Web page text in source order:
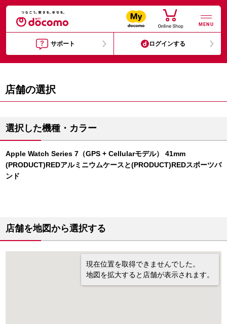
MENU
サポート ログインする
店舗の選択
選択した機種・カラー
Apple Watch Series 7（GPS + Cellularモデル） 41mm
(PRODUCT)REDアルミニウムケースと(PRODUCT)REDスポーツバ
ンド
店舗を地図から選択する
現在位置を取得できませんでした。
地図を拡大すると店舗が表示されます。